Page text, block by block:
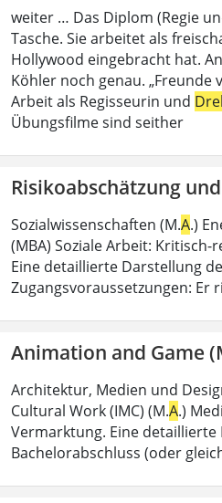
weiter … Das Diplom (Regie
Tasche. Sie arbeitet als
Hollywood eingebracht hat.
Köhler noch genau. „Freunde
Arbeit als Regisseurin und
Übungsfilme sind seither
Risikoabschätzung
Sozialwissenschaften (M.A.)
(MBA) Soziale Arbeit:
Eine detaillierte Darstellung
Zugangsvoraussetzungen: Er
Animation and Game
Architektur, Medien und
Cultural Work (IMC) (M.A.)
Vermarktung. Eine
Bachelorabschluss (oder